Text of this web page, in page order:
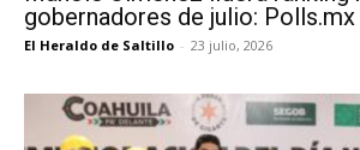
gobernadores de julio: Polls.mx
El Heraldo de Saltillo - 23 julio, 2026